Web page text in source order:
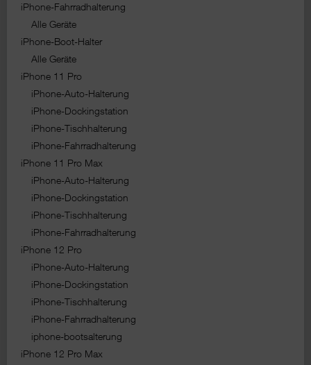
iPhone-Fahrradhalterung
Alle Geräte
iPhone-Boot-Halter
Alle Geräte
iPhone 11 Pro
iPhone-Auto-Halterung
iPhone-Dockingstation
iPhone-Tischhalterung
iPhone-Fahrradhalterung
iPhone 11 Pro Max
iPhone-Auto-Halterung
iPhone-Dockingstation
iPhone-Tischhalterung
iPhone-Fahrradhalterung
iPhone 12 Pro
iPhone-Auto-Halterung
iPhone-Dockingstation
iPhone-Tischhalterung
iPhone-Fahrradhalterung
iphone-bootsalterung
iPhone 12 Pro Max